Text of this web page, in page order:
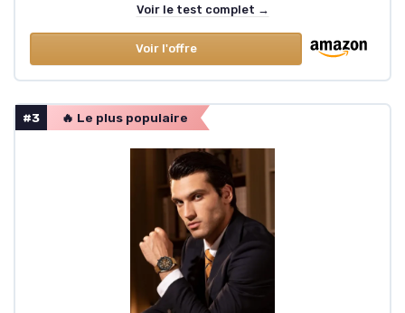
Voir le test complet →
Voir l'offre
#3 🔥 Le plus populaire